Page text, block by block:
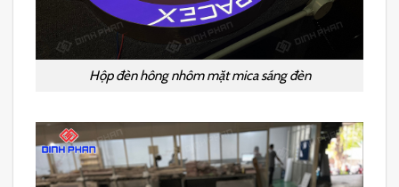
Hộp đèn hông nhôm mặt mica sáng đèn